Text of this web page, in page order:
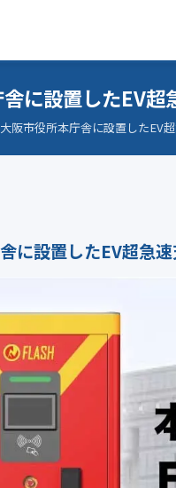
に設置したEV
大阪市役所本庁舎に設置したEV
に設置したEV超急